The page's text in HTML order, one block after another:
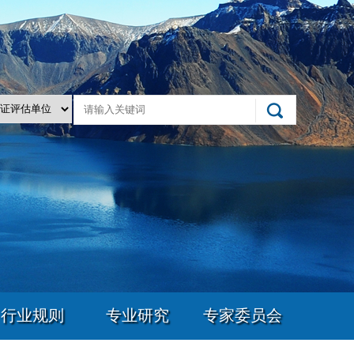
行业规则 专业研究 专家委员会